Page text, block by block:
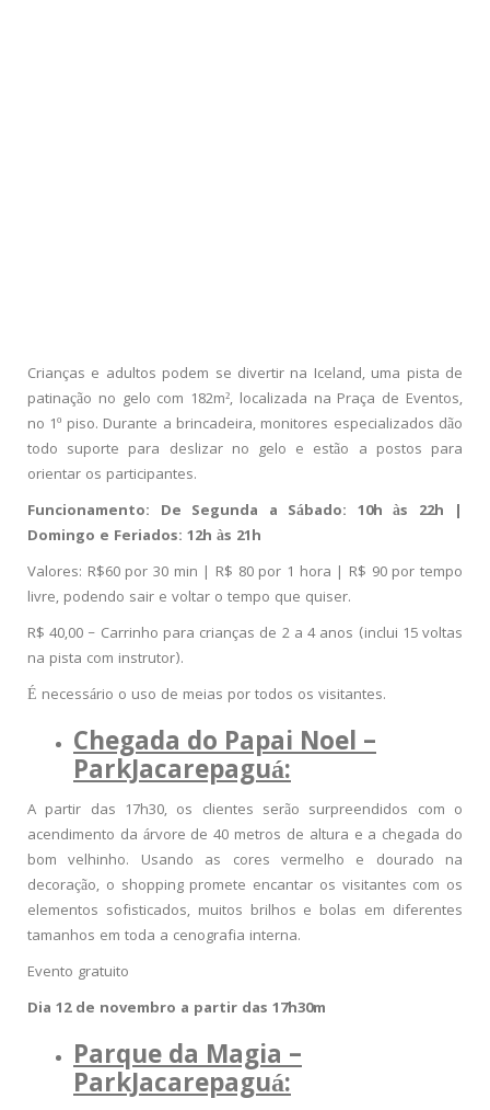
Crianças e adultos podem se divertir na Iceland, uma pista de
patinação no gelo com 182m², localizada na Praça de Eventos,
no 1º piso. Durante a brincadeira, monitores especializados dão
todo suporte para deslizar no gelo e estão a postos para
orientar os participantes.
Funcionamento: De Segunda a Sábado: 10h às 22h |
Domingo e Feriados: 12h às 21h
Valores: R$60 por 30 min | R$ 80 por 1 hora | R$ 90 por tempo
livre, podendo sair e voltar o tempo que quiser.
R$ 40,00 – Carrinho para crianças de 2 a 4 anos (inclui 15 voltas
na pista com instrutor).
É necessário o uso de meias por todos os visitantes.
Chegada do Papai Noel –
ParkJacarepaguá:
A partir das 17h30, os clientes serão surpreendidos com o
acendimento da árvore de 40 metros de altura e a chegada do
bom velhinho. Usando as cores vermelho e dourado na
decoração, o shopping promete encantar os visitantes com os
elementos sofisticados, muitos brilhos e bolas em diferentes
tamanhos em toda a cenografia interna.
Evento gratuito
Dia 12 de novembro a partir das 17h30m
Parque da Magia –
ParkJacarepaguá: